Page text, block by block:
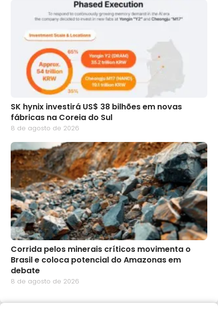
SK hynix investirá US$ 38 bilhões em novas
fábricas na Coreia do Sul
8 de agosto de 2026
Corrida pelos minerais críticos movimenta o
Brasil e coloca potencial do Amazonas em
debate
8 de agosto de 2026